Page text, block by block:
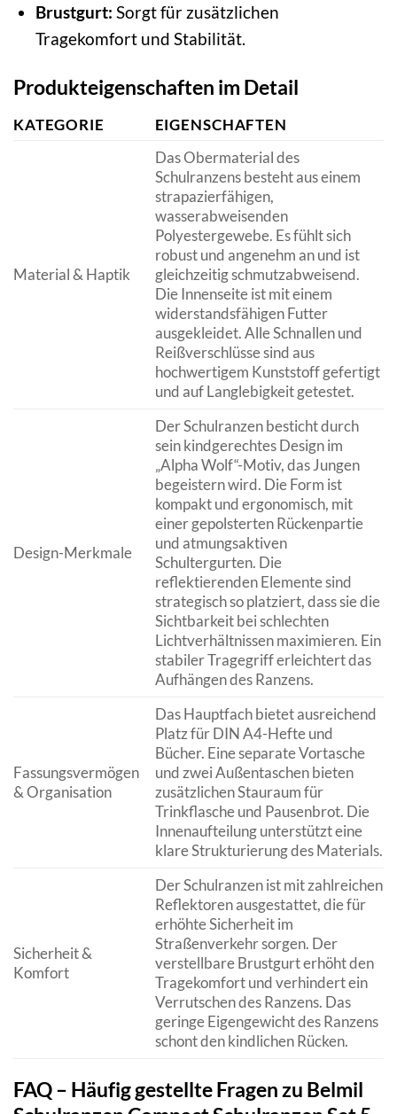
Brustgurt: Sorgt für zusätzlichen
Tragekomfort und Stabilität.
Produkteigenschaften im Detail
KATEGORIE EIGENSCHAFTEN
Material & Haptik
Das Obermaterial des
Schulranzens besteht aus einem
strapazierfähigen,
wasserabweisenden
Polyestergewebe. Es fühlt sich
robust und angenehm an und ist
gleichzeitig schmutzabweisend.
Die Innenseite ist mit einem
widerstandsfähigen Futter
ausgekleidet. Alle Schnallen und
Reißverschlüsse sind aus
hochwertigem Kunststoff gefertigt
und auf Langlebigkeit getestet.
Design-Merkmale
Der Schulranzen besticht durch
sein kindgerechtes Design im
„Alpha Wolf“-Motiv, das Jungen
begeistern wird. Die Form ist
kompakt und ergonomisch, mit
einer gepolsterten Rückenpartie
und atmungsaktiven
Schultergurten. Die
reflektierenden Elemente sind
strategisch so platziert, dass sie die
Sichtbarkeit bei schlechten
Lichtverhältnissen maximieren. Ein
stabiler Tragegriff erleichtert das
Aufhängen des Ranzens.
Fassungsvermögen
& Organisation
Das Hauptfach bietet ausreichend
Platz für DIN A4-Hefte und
Bücher. Eine separate Vortasche
und zwei Außentaschen bieten
zusätzlichen Stauraum für
Trinkflasche und Pausenbrot. Die
Innenaufteilung unterstützt eine
klare Strukturierung des Materials.
Sicherheit &
Komfort
Der Schulranzen ist mit zahlreichen
Reflektoren ausgestattet, die für
erhöhte Sicherheit im
Straßenverkehr sorgen. Der
verstellbare Brustgurt erhöht den
Tragekomfort und verhindert ein
Verrutschen des Ranzens. Das
geringe Eigengewicht des Ranzens
schont den kindlichen Rücken.
FAQ – Häufig gestellte Fragen zu Belmil